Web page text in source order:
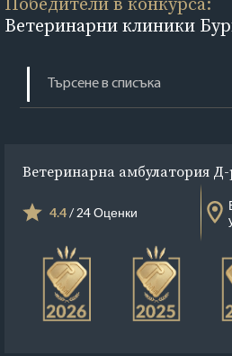
Ветеринарни клиники
Ветеринарна амбулатория
4.4/ 24 Оценки